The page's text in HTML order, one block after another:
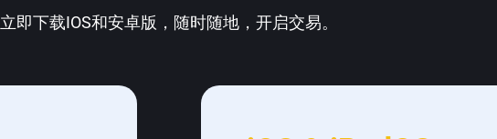
立即下载IOS和安卓版，随时随地，开启交易。